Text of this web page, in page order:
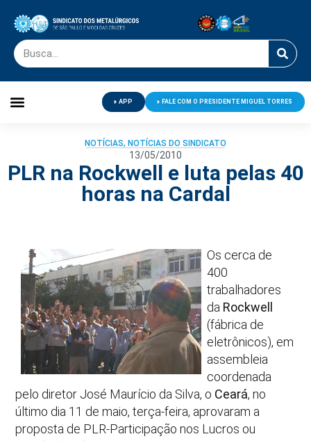
APP FALE COM O PRESIDENTE MIGUEL TORRES
NOTÍCIAS, NOTÍCIAS DO SINDICATO
13/05/2010
PLR na Rockwell e luta pelas 40
horas na Cardal
Os cerca de
400
trabalhadores
da Rockwell
(fábrica de
eletrônicos), em
assembleia
coordenada
pelo diretor José Maurício da Silva, o Ceará, no
último dia 11 de maio, terça-feira, aprovaram a
proposta de PLR-Participação nos Lucros ou